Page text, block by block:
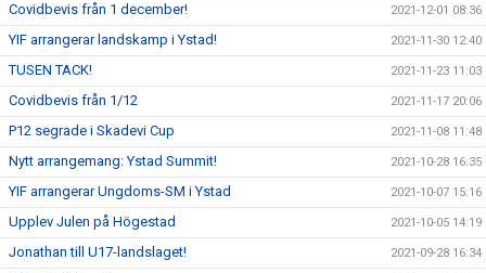
Covidbevis från 1 december! 2021-12-01 08:36
YIF arrangerar landskamp i Ystad! 2021-11-30 12:40
TUSEN TACK! 2021-11-23 11:03
Covidbevis från 1/12 2021-11-17 20:06
P12 segrade i Skadevi Cup 2021-11-08 11:48
Nytt arrangemang: Ystad Summit! 2021-10-28 16:35
YIF arrangerar Ungdoms-SM i Ystad 2021-10-07 15:16
Upplev Julen på Högestad 2021-10-05 14:19
Jonathan till U17-landslaget! 2021-09-28 16:34